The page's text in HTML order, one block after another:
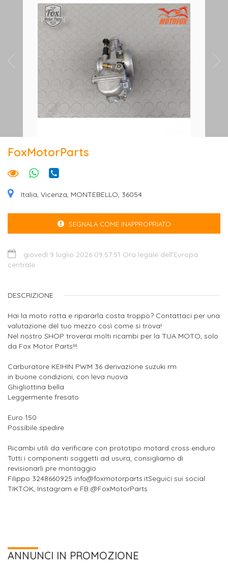
FoxMotorParts
Italia, Vicenza, MONTEBELLO, 36054
SEGNALA COME INAPPROPRIATO
giovedì 9 luglio 2026 09:57:51 Ora legale dell’Europa
centrale
DESCRIZIONE
Hai la moto rotta e ripararla costa troppo? Contattaci per una
valutazione del tuo mezzo così come si trova!
Nel nostro SHOP troverai molti ricambi per la TUA MOTO, solo
da Fox Motor Parts!!!
Carburatore KEIHIN PWM 36 derivazione suzuki rm
in buone condizioni, con leva nuova
Ghigliottina bella
Leggermente fresato
Euro 150
Possibile spedire
Ricambi utili da verificare con prototipo motard cross enduro
Tutti i componenti soggetti ad usura, consigliamo di
revisionarli pre montaggio
Filippo 3248660925 info@foxmotorparts.itSeguici sui social
TIKTOK, Instagram e FB @FoxMotorParts
ANNUNCI IN PROMOZIONE